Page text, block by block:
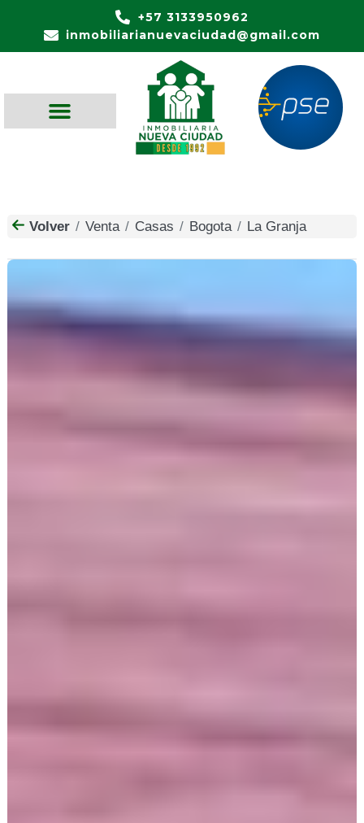
+57 3133950962
inmobiliarianuevaciudad@gmail.com
Volver Venta Casas Bogota La Granja